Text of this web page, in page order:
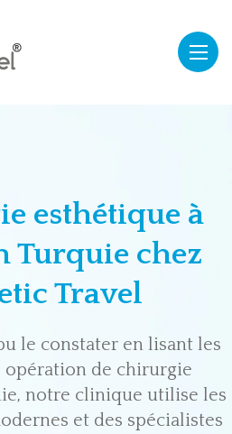
esthétique à
Turquie chez
Travel
le constater en lisant les
opération de chirurgie
notre clinique utilise les
et des spécialistes